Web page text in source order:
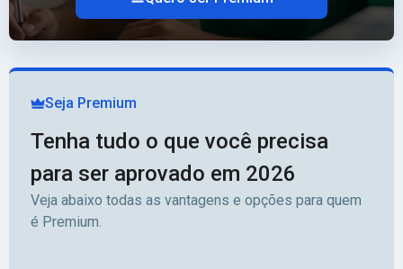
Seja Premium
Tenha tudo o que você precisa
para ser aprovado em 2026
Veja abaixo todas as vantagens e opções para quem
é Premium.